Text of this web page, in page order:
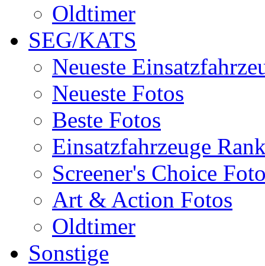
Oldtimer
SEG/KATS
Neueste
Neueste Fotos
Beste Fotos
Einsatzfahrzeuge
Screener's Choice
Art & Action Fotos
Oldtimer
Sonstige